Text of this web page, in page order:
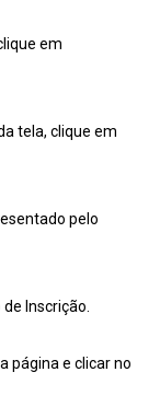
em
tela, clique em
pelo
Inscrição.
página e clicar no